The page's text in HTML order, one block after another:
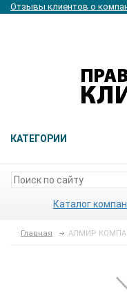
Отзывы клиентов о
КАТЕГОРИИ
Каталог
Главная АЛМИР